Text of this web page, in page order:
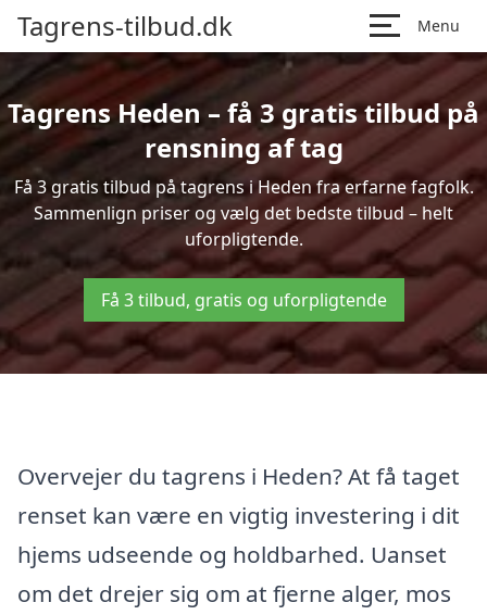
Tagrens-tilbud.dk Menu
Tagrens Heden – få 3 gratis tilbud på
rensning af tag
Få 3 gratis tilbud på tagrens i Heden fra erfarne fagfolk.
Sammenlign priser og vælg det bedste tilbud – helt
uforpligtende.
Få 3 tilbud, gratis og uforpligtende
Overvejer du tagrens i Heden? At få taget
renset kan være en vigtig investering i dit
hjems udseende og holdbarhed. Uanset
om det drejer sig om at fjerne alger, mos